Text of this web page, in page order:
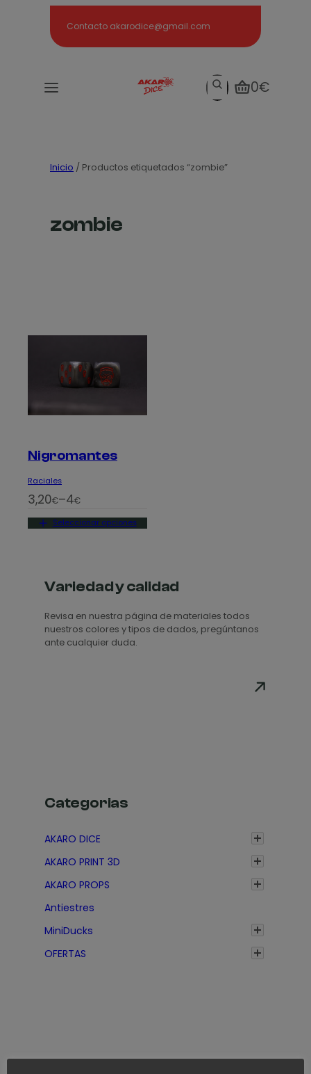
Contacto akarodice@gmail.com
Search0€
Inicio / Productos etiquetados “zombie”
zombie
Nigromantes
Raciales
3,20€–4€
R
a
n
Seleccionar opciones
Variedad y calidad
Revisa en nuestra página de materiales todos
nuestros colores y tipos de dados, pregúntanos
ante cualquier duda.
Categorias
AKARO DICE
AKARO PRINT 3D
AKARO PROPS
Antiestres
MiniDucks
OFERTAS